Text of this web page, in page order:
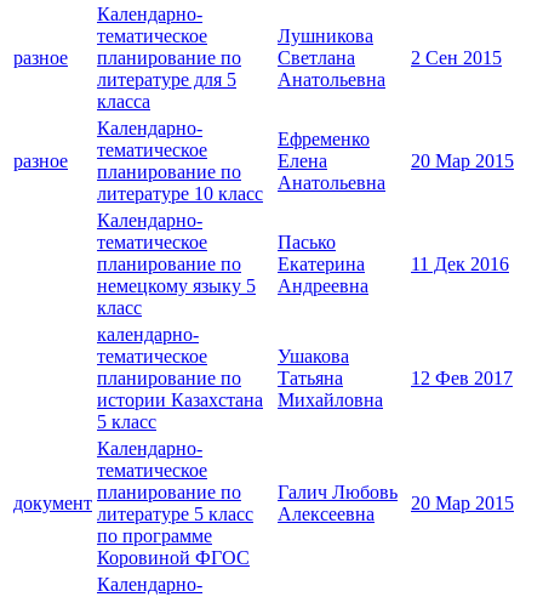
разное
Календарно-
тематическое
планирование по
литературе для 5
класса
Лушникова
Светлана
Анатольевна
2 Сен 2015
разное
Календарно-
тематическое
планирование по
литературе 10 класс
Ефременко
Елена
Анатольевна
20 Мар 2015
Календарно-
тематическое
планирование по
немецкому языку 5
класс
Пасько
Екатерина
Андреевна
11 Дек 2016
календарно-
тематическое
планирование по
истории Казахстана
5 класс
Ушакова
Татьяна
Михайловна
12 Фев 2017
документ
Календарно-
тематическое
планирование по
литературе 5 класс
по программе
Коровиной ФГОС
Галич Любовь
Алексеевна
20 Мар 2015
Календарно-